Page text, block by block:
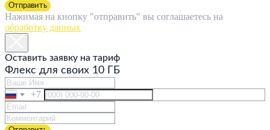
Отправить
Нажимая на кнопку "отправить" вы соглашаетесь на
обработку данных
Оставить заявку на тариф
Флекс для своих 10 ГБ
+7